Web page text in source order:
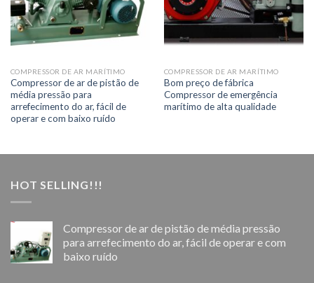
COMPRESSOR DE AR MARÍTIMO
Compressor de ar de pistão de
média pressão para
arrefecimento do ar, fácil de
operar e com baixo ruído
COMPRESSOR DE AR MARÍTIMO
Bom preço de fábrica
Compressor de emergência
marítimo de alta qualidade
HOT SELLING!!!
Compressor de ar de pistão de média pressão
para arrefecimento do ar, fácil de operar e com
baixo ruído